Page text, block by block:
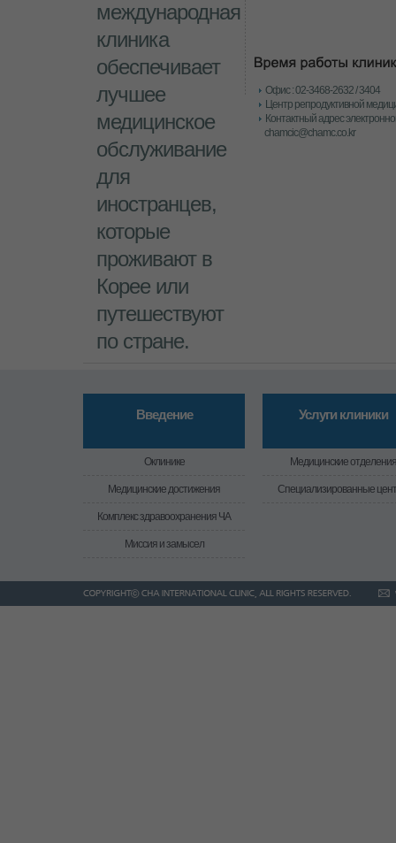
международная
клиника
обеспечивает
лучшее
медицинское
обслуживание
для
иностранцев,
которые
проживают в
Корее или
путешествуют
по стране.
Офис : 02-3468-2632 / 3404
Центр репродуктивной
Контактный адрес
chamcic@chamc.co.kr
Введение
Оклинике
Медицинские достижения
Комплекс здравоохранения ЧА
Миссия и замысел
Услуги клиники
Медицинские отделения
Специализированные